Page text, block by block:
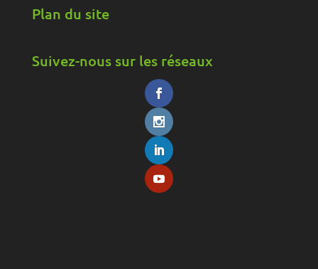
Plan du site
Suivez-nous sur les réseaux